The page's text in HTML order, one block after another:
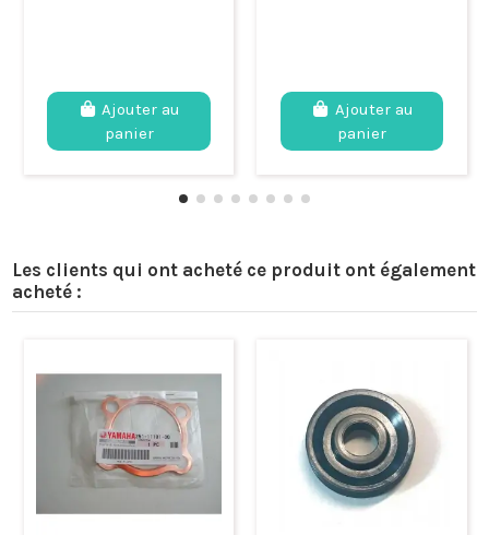
Ajouter au
panier
Ajouter au
panier
Les clients qui ont acheté ce produit ont également
acheté :